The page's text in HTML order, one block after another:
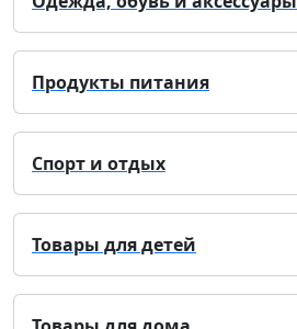
Продукты питания
Спорт и отдых
Товары для детей